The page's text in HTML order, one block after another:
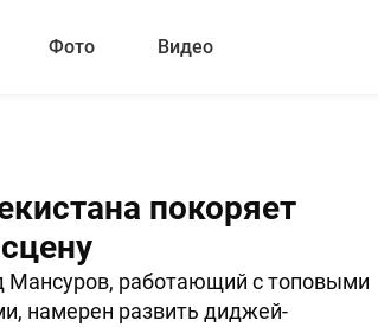
Фото Видео
покоряет
Мансуров, работающий с топовыми
намерен развить диджей-